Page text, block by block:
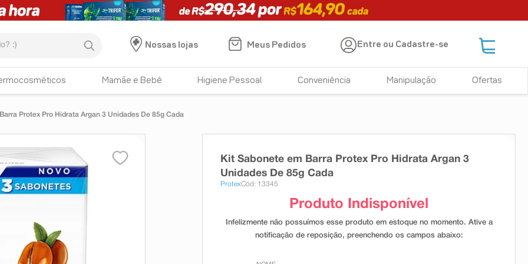
Nossas lojas
Meus Pedidos Entre ou Cadastre-se
Mamãe e Bebê Higiene Pessoal Conveniência Manipulação Ofertas
Protex Pro Hidrata Argan 3 Unidades De 85g Cada
Kit Sabonete em Barra Protex Pro Hidrata Argan 3
Unidades De 85g Cada
ProtexCód: 13345